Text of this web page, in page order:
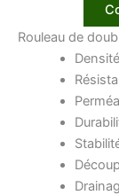
Rouleau de